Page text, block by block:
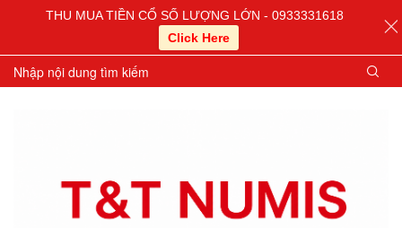
THU MUA TIỀN CỔ SỐ LƯỢNG LỚN - 0933331618
Click Here